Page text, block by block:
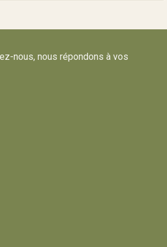
nous, nous répondons à vos